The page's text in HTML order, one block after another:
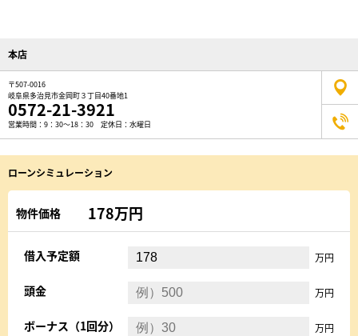
本店
〒507-0016
岐阜県多治見市金岡町３丁目40番地1
0572-21-3921
営業時間：9：30～18：30 定休日：水曜日
ローンシミュレーション
物件価格 178万円
借入予定額 万円
頭金 万円
ボーナス（1回分） 万円